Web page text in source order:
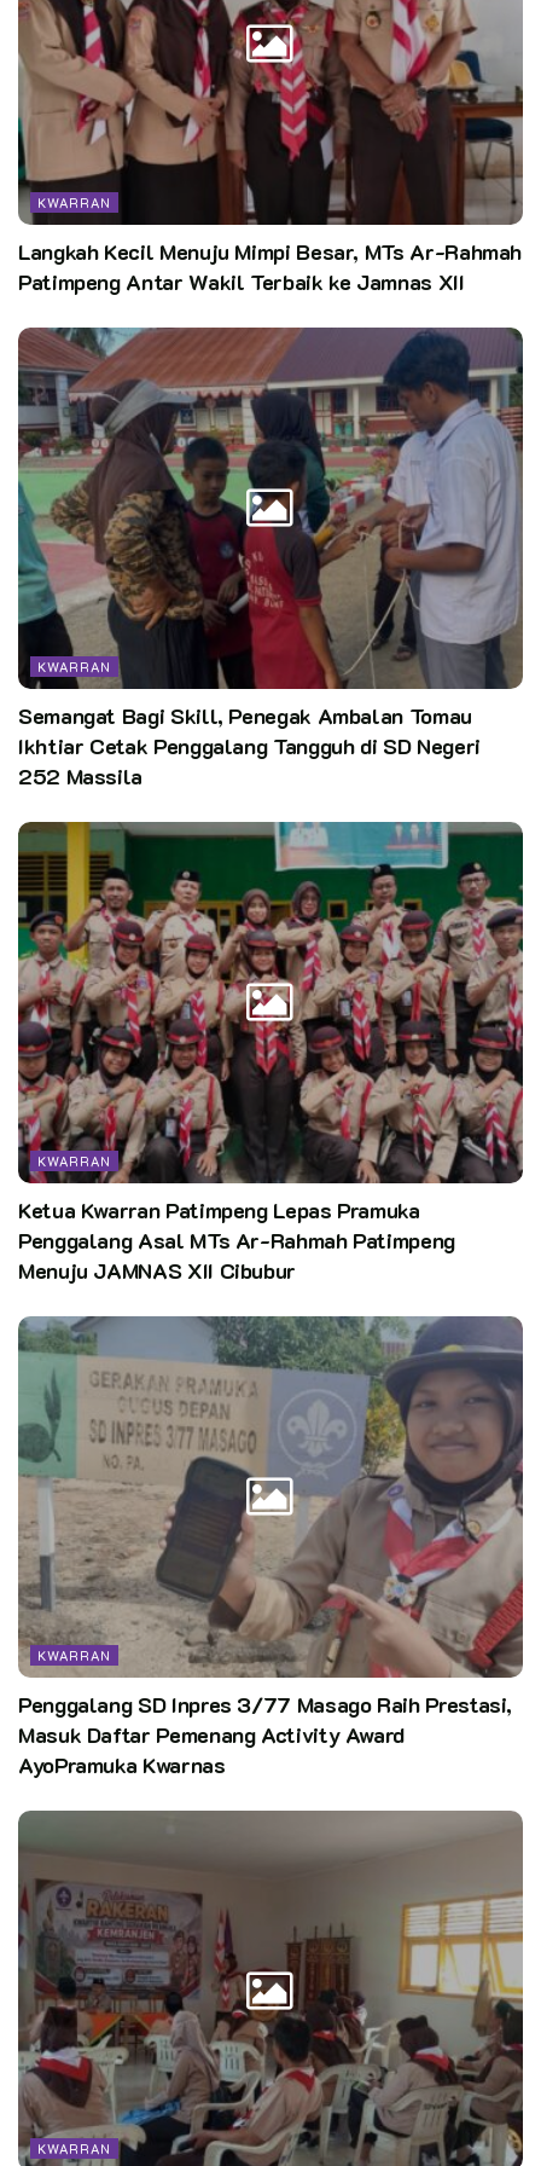
tahun selanjutnya peserta makin bertambah lagi dan untuk
peserta Gerak Jalan dan LKBB ini harus tetap giat dalam
berlatih,” ungkap Kak Sari.
Kata Kunci: kwarcab kabupaten bogor Pasti hebat
KWARRAN
Langkah Kecil Menuju Mimpi Besar, MTs Ar-Rahmah
Patimpeng Antar Wakil Terbaik ke Jamnas XII
KWARRAN
Semangat Bagi Skill, Penegak Ambalan Tomau
Ikhtiar Cetak Penggalang Tangguh di SD Negeri
252 Massila
KWARRAN
Ketua Kwarran Patimpeng Lepas Pramuka
Penggalang Asal MTs Ar-Rahmah Patimpeng
Menuju JAMNAS XII Cibubur
KWARRAN
Penggalang SD Inpres 3/77 Masago Raih Prestasi,
Masuk Daftar Pemenang Activity Award
AyoPramuka Kwarnas
KWARRAN